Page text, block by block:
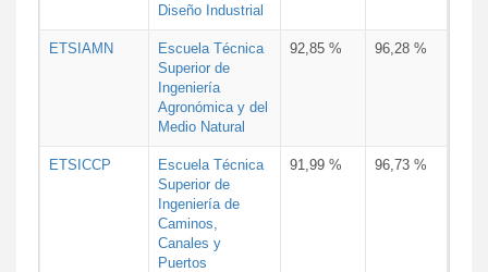
Diseño Industrial
ETSIAMN
Escuela Técnica
Superior de
Ingeniería
Agronómica y del
Medio Natural
92,85 % 96,28 %
ETSICCP
Escuela Técnica
Superior de
Ingeniería de
Caminos,
Canales y
Puertos
91,99 % 96,73 %